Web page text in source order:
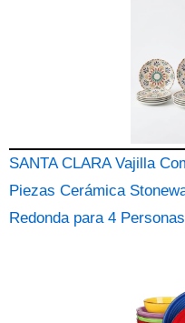
SANTA CLARA Vajilla
Piezas Cerámica
Redonda para 4 Personas